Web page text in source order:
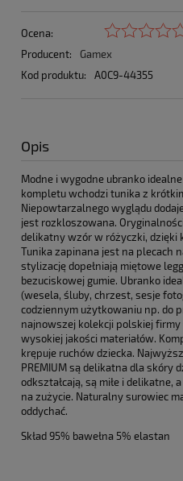
Ocena:
Producent:
Gamex
Kod produktu:
A0C9-44355
Opis
Modne i wygodne ubranko
kompletu wchodzi tunika z
Niepowtarzalnego wyglądu
jest rozkloszowana.
delikatny wzór w różyczki, dzięki
Tunika zapinana jest na plecach
stylizację dopełniają miętowe
bezuciskowej gumie. Ubranko
(wesela, śluby, chrzest, sesje
codziennym użytkowaniu np. do
najnowszej kolekcji polskiej firmy
wysokiej jakości materiałów.
krępuje ruchów dziecka.
PREMIUM są delikatna dla skóry
odkształcają, są miłe i delikatne,
na zużycie. Naturalny surowiec
oddychać.
Skład 95% bawełna 5% elastan